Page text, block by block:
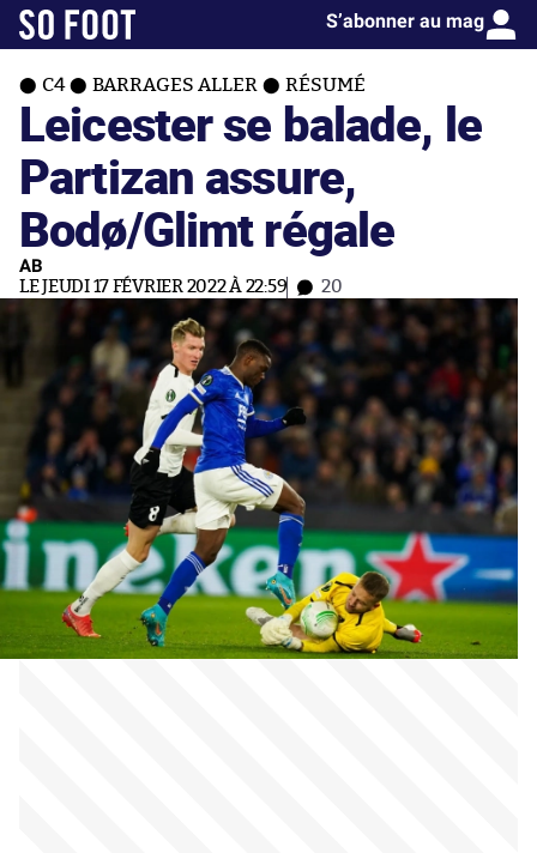
S’abonner au mag
C4 BARRAGES ALLER RÉSUMÉ
Leicester se balade, le
Partizan assure,
Bodø/Glimt régale
AB
LE JEUDI 17 FÉVRIER 2022 À 22:59 20